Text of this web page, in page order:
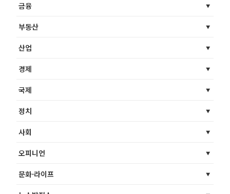
금융
부동산
산업
경제
국제
정치
사회
오피니언
문화·라이프